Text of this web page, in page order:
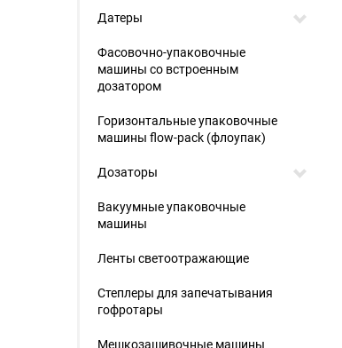
Датеры
Фасовочно-упаковочные
машины со встроенным
дозатором
Горизонтальные упаковочные
машины flow-pack (флоупак)
Дозаторы
Вакуумные упаковочные
машины
Ленты светоотражающие
Степлеры для запечатывания
гофротары
Мешкозашивочные машины